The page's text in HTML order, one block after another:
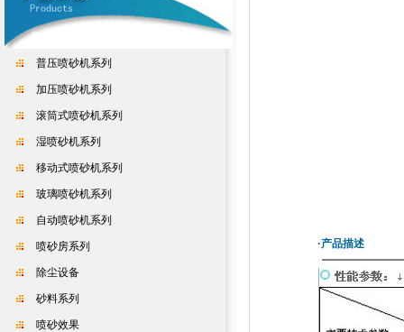
普压喷砂机系列
加压喷砂机系列
滚筒式喷砂机系列
湿喷砂机系列
移动式喷砂机系列
玻璃喷砂机系列
自动喷砂机系列
喷砂房系列
除尘设备
砂料系列
喷砂效果
·产品描述